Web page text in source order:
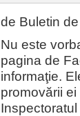
de Buletin
Nu este
pagina de
informaţie.
promovării